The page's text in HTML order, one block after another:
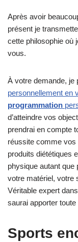
Après avoir
présent je
cette philosophie où
vous.
À votre demande, je
personnellement en
programmation
d’atteindre vos
prendrai en compte
réussite comme vos
produits diététiques
physique autant que
votre matériel, votre
Véritable expert
saurai apporter
Sports